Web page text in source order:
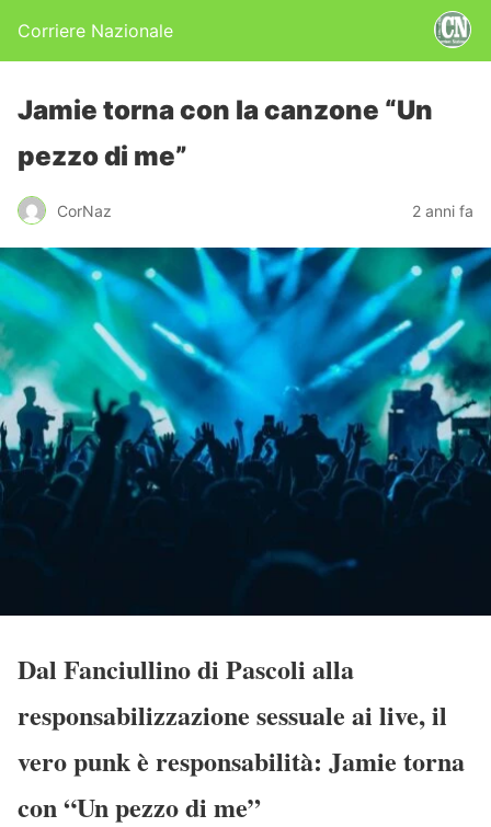
Corriere Nazionale
Jamie torna con la canzone “Un
pezzo di me”
CorNaz 2 anni fa
Dal Fanciullino di Pascoli alla
responsabilizzazione sessuale ai live, il
vero punk è responsabilità: Jamie torna
con “Un pezzo di me”